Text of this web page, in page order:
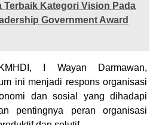
Terbaik Kategori Vision Pada
Government Award
I Wayan Darmawan,
ini menjadi respons organisasi
dan sosial yang dihadapi
pentingnya peran organisasi